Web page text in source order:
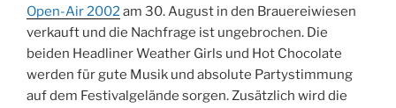
Open-Air 2002am 30. August in den Brauereiwiesen
verkauft und die Nachfrage ist ungebrochen. Die
beiden Headliner Weather Girls und Hot Chocolate
werden für gute Musik und absolute Partystimmung
auf dem Festivalgelände sorgen. Zusätzlich wird die